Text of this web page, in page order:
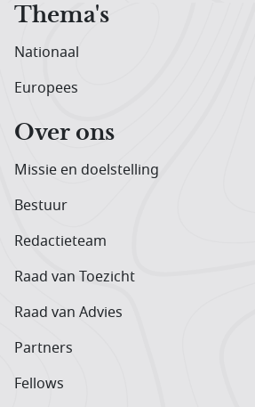
Thema's
Nationaal
Europees
Over ons
Missie en doelstelling
Bestuur
Redactieteam
Raad van Toezicht
Raad van Advies
Partners
Fellows